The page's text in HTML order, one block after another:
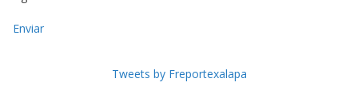
Enviar
Tweets by Freportexalapa